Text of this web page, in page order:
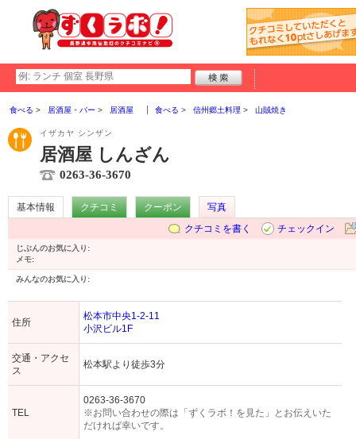
食べる 居酒屋・バー 居酒屋 食べる 信州郷土料理 山賊焼き
イザカヤ シンザン
居酒屋 しんざん
0263-36-3670
基本情報 クチコミ クーポン
写真
クチコミを書く
チェックイン
じぶんのお気に入り:
メモ:
みんなのお気に入り:
住所
松本市中央1-2-11
小沢ビル1F
交通・アクセ
ス
松本駅より徒歩3分
TEL
0263-36-3670
※お問い合わせの際は「ずくラボ！を見た」とお伝えいた
だければ幸いです。